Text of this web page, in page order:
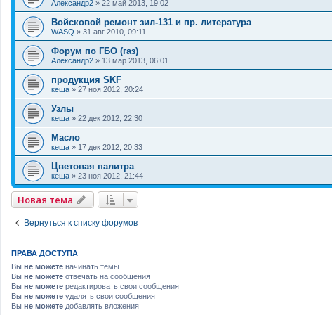
Александр2 » 22 май 2013, 19:02
Войсковой ремонт зил-131 и пр. литература
WASQ » 31 авг 2010, 09:11
Форум по ГБО (газ)
Александр2 » 13 мар 2013, 06:01
продукция SKF
кеша » 27 ноя 2012, 20:24
Узлы
кеша » 22 дек 2012, 22:30
Масло
кеша » 17 дек 2012, 20:33
Цветовая палитра
кеша » 23 ноя 2012, 21:44
Новая тема
Вернуться к списку форумов
ПРАВА ДОСТУПА
Вы не можете начинать темы
Вы не можете отвечать на сообщения
Вы не можете редактировать свои сообщения
Вы не можете удалять свои сообщения
Вы не можете добавлять вложения